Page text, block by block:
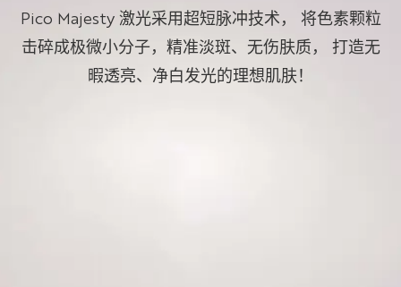
Pico Majesty 激光采用超短脉冲技术， 将色素颗粒
击碎成极微小分子，精准淡斑、无伤肤质， 打造无
暇透亮、净白发光的理想肌肤！